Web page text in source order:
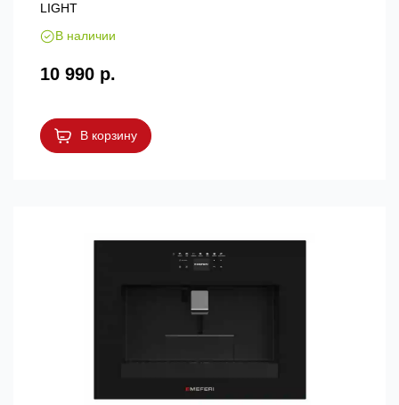
LIGHT
В наличии
10 990 р.
В корзину